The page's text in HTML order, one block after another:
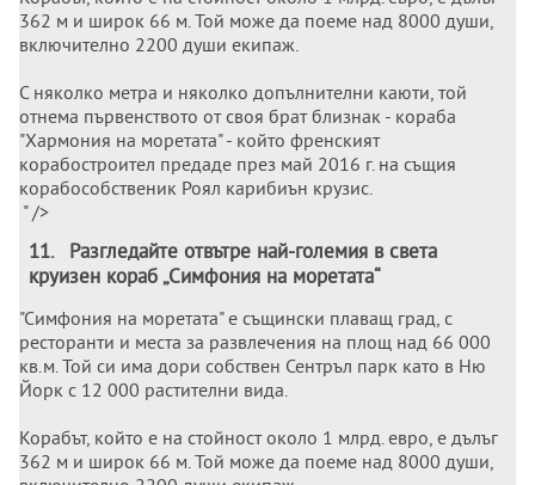
362 м и широк 66 м. Той може да поеме над 8000 души,
включително 2200 души екипаж.
С няколко метра и няколко допълнителни каюти, той
отнема първенството от своя брат близнак - кораба
"Хармония на моретата" - който френският
корабостроител предаде през май 2016 г. на същия
корабособственик Роял карибиън крузис.
" />
11.
Разгледайте отвътре най-големия в света
круизен кораб „Симфония на моретата“
"Симфония на моретата" е същински плаващ град, с
ресторанти и места за развлечения на площ над 66 000
кв.м. Той си има дори собствен Сентръл парк като в Ню
Йорк с 12 000 растителни вида.
Корабът, който е на стойност около 1 млрд. евро, е дълъг
362 м и широк 66 м. Той може да поеме над 8000 души,